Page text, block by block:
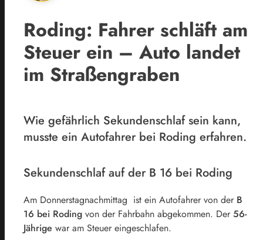
Roding: Fahrer schläft am
Steuer ein – Auto landet
im Straßengraben
Wie gefährlich Sekundenschlaf sein kann,
musste ein Autofahrer bei Roding erfahren.
Sekundenschlaf auf der B 16 bei Roding
Am Donnerstagnachmittag ist ein Autofahrer von der B
16 bei Roding von der Fahrbahn abgekommen. Der 56-
Jährige war am Steuer eingeschlafen.